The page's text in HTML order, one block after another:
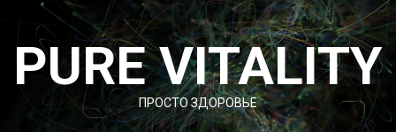
Перейти
содержимому
PURE VITALITY
ПРОСТО ЗДОРОВЬЕ